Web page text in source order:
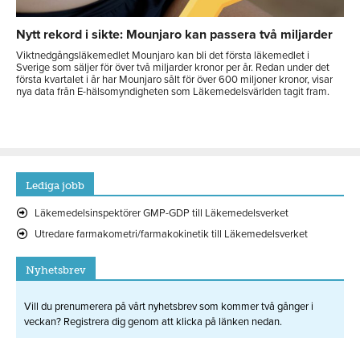
Nytt rekord i sikte: Mounjaro kan passera två miljarder
Viktnedgångsläkemedlet Mounjaro kan bli det första läkemedlet i
Sverige som säljer för över två miljarder kronor per år. Redan under det
första kvartalet i år har Mounjaro sålt för över 600 miljoner kronor, visar
nya data från E-hälsomyndigheten som Läkemedelsvärlden tagit fram.
Lediga jobb
Läkemedelsinspektörer GMP-GDP till Läkemedelsverket
Utredare farmakometri/farmakokinetik till Läkemedelsverket
Nyhetsbrev
Vill du prenumerera på vårt nyhetsbrev som kommer två gånger i
veckan? Registrera dig genom att klicka på länken nedan.